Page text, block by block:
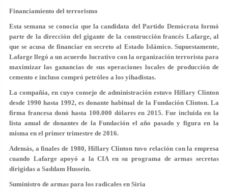
Financiamiento del terrorismo
Esta semana se conocía que la candidata del Partido Demócrata formó
parte de la dirección del gigante de la construcción francés Lafarge, al
que se acusa de financiar en secreto al Estado Islámico. Supuestamente,
Lafarge llegó a unacuerdo lucrativo con la organización terrorista para
maximizar las ganancias de sus operaciones locales de producción de
cemento e incluso compró petróleo a los yihadistas.
La compañía, en cuyo consejo de administración estuvo Hillary Clinton
desde 1990 hasta 1992, es donante habitual de la Fundación Clinton. La
firma francesa donó hasta 100.000 dólares en 2015. Fue incluida en la
lista anual de donantes de la Fundación el año pasado y figura en la
misma en el primer trimestre de 2016.
Además, a finales de 1980, Hillary Clinton tuvo relación con la empresa
cuando Lafarge apoyó a la CIA en su programa de armas secretas
dirigidas a Saddam Hussein.
Suministro de armas para los radicales en Siria